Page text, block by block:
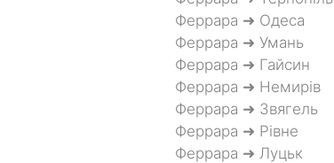
Феррара ➜ Одеса
Феррара ➜ Умань
Феррара ➜ Гайсин
Феррара ➜ Немирів
Феррара ➜ Звягель
Феррара ➜ Рівне
Феррара ➜ Луцьк